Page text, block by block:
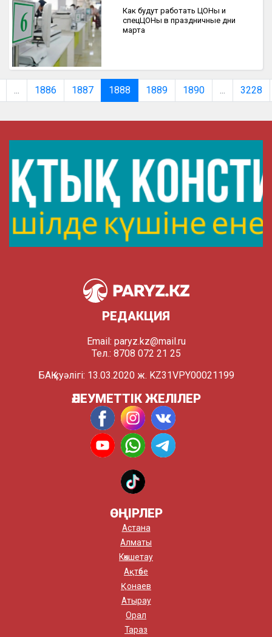
Как будут работать ЦОНы и
спецЦОНы в праздничные дни
марта
... 1886 1887 1888 1889 1890 ... 3228
РЕДАКЦИЯ
Email: paryz.kz@mail.ru
Тел.: 8708 072 21 25
БАҚ куәлігі: 13.03.2020 ж. KZ31VPY00021199
ӘЛЕУМЕТТІК ЖЕЛІЛЕР
ӨҢІРЛЕР
Астана
Алматы
Көкшетау
Ақтөбе
Қонаев
Атырау
Орал
Тараз